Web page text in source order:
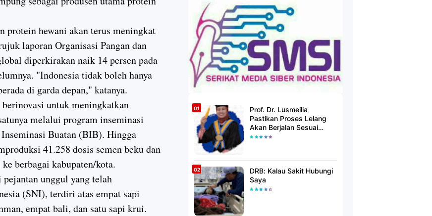
protein hewani akan terus meningkat
laporan Organisasi Pangan dan
diperkirakan naik 14 persen pada
"Indonesia tidak boleh hanya
di garda depan," katanya.
untuk meningkatkan
melalui program inseminasi
Buatan (BIB). Hingga
41.258 dosis semen beku dan
berbagai kabupaten/kota.
unggul yang telah
(SNI), terdiri atas empat sapi
empat bali, dan satu sapi krui.
Prof. Dr. Lusmeilia
Pastikan Proses Lelang
Akan Berjalan Sesuai
Aturan
DRB: Kalau Sakit Hubungi
Saya